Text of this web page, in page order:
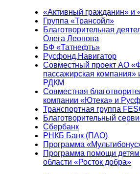
«Активный гражданин» и
Группа «Трансойл»
Благотворительная
Олега Леонова
БФ «Татнефть»
Русфонд.Навигатор
Совместный проект АО
пассажирская компания»
РДКМ
Совместная
компании «Ютека» и
Транспортная группа
Благотворительный
Сбербанк
РНКБ Банк (ПАО)
Программа
Программа помощи
области «Росток добра»